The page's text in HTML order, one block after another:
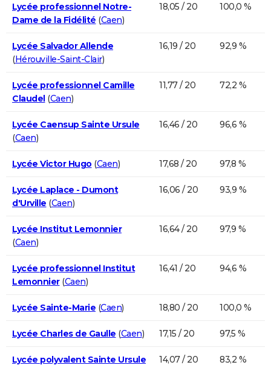
Lycée professionnel Notre-
Dame de la Fidélité (Caen)
18,05 / 20 100,0 %
Lycée Salvador Allende
(Hérouville-Saint-Clair)
16,19 / 20 92,9 %
Lycée professionnel Camille
Claudel(Caen)
11,77 / 20 72,2 %
Lycée Caensup Sainte Ursule
(Caen)
16,46 / 20 96,6 %
Lycée Victor Hugo (Caen) 17,68 / 20 97,8 %
Lycée Laplace - Dumont
d'Urville (Caen)
16,06 / 20 93,9 %
Lycée Institut Lemonnier
(Caen)
16,64 / 20 97,9 %
Lycée professionnel Institut
Lemonnier(Caen)
16,41 / 20 94,6 %
Lycée Sainte-Marie (Caen) 18,80 / 20 100,0 %
Lycée Charles de Gaulle (Caen) 17,15 / 20 97,5 %
Lycée polyvalent Sainte Ursule 14,07 / 20 83,2 %